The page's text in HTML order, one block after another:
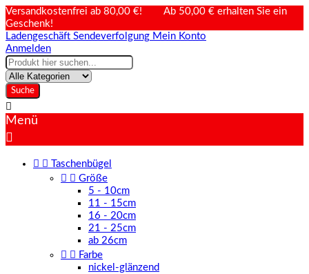
Versandkostenfrei ab 80,00 €! Ab 50,00 € erhalten Sie ein
Geschenk!
Ladengeschäft Sendeverfolgung Mein Konto
Anmelden
Suche

Menü

 
Taschenbügel
  Größe
5 - 10cm
11 - 15cm
16 - 20cm
21 - 25cm
ab 26cm
  Farbe
nickel-glänzend